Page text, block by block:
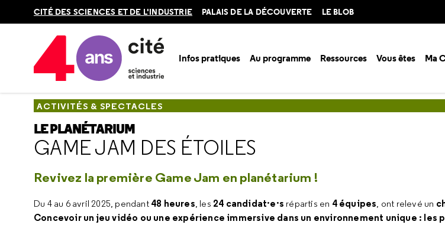
CITÉ DES SCIENCES ET DE L'INDUSTRIE PALAIS DE LA DÉCOUVERTE LE BLOB
Infos pratiques Au programme Ressources Vous êtes Ma
Accueil Au programme
ACTIVITÉS & SPECTACLES
LE PLANÉTARIUM
GAME JAM DES ÉTOILES
Revivez la première Game Jam en planétarium !
Du 4 au 6 avril 2025, pendant 48 heures, les 24 candidat·e·s répartis en 4 équipes, ont relevé un
Concevoir un jeu vidéo ou une expérience immersive dans un environnement unique : les